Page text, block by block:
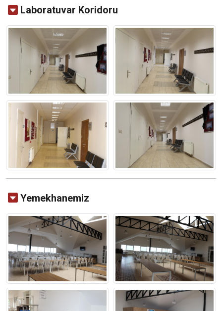
Laboratuvar Koridoru
Yemekhanemiz